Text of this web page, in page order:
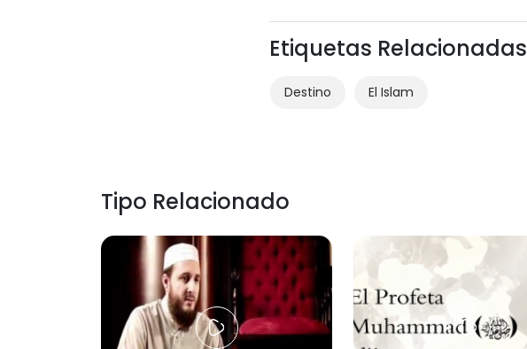
Etiquetas Relacionadas
Destino El Islam
Tipo Relacionado